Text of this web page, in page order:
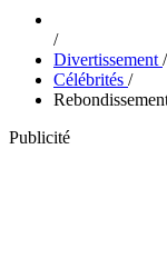
/
Divertissement /
Célébrités /
Publicité